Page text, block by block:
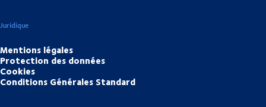
Juridique
Mentions légales
Protection des données
Cookies
Conditions Générales Standard